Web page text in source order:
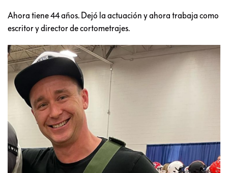
Ahora tiene 44 años. Dejó la actuación y ahora trabaja como
escritor y director de cortometrajes.